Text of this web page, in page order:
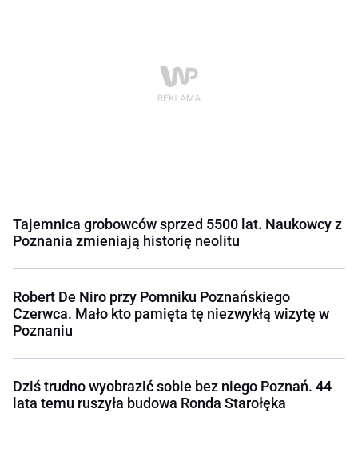
Tajemnica grobowców sprzed 5500 lat. Naukowcy z
Poznania zmieniają historię neolitu
Robert De Niro przy Pomniku Poznańskiego
Czerwca. Mało kto pamięta tę niezwykłą wizytę w
Poznaniu
Dziś trudno wyobrazić sobie bez niego Poznań. 44
lata temu ruszyła budowa Ronda Starołęka